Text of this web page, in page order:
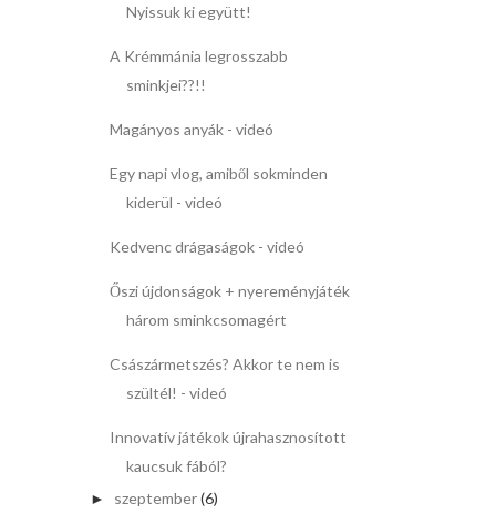
Nyissuk ki együtt!
A Krémmánia legrosszabb
sminkjei??!!
Magányos anyák - videó
Egy napi vlog, amiből sokminden
kiderül - videó
Kedvenc drágaságok - videó
Őszi újdonságok + nyereményjáték
három sminkcsomagért
Császármetszés? Akkor te nem is
szültél! - videó
Innovatív játékok újrahasznosított
kaucsuk fából?
► szeptember(6)